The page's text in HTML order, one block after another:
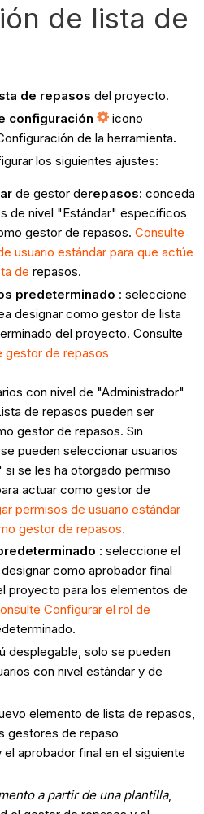
de lista de
de repasos del proyecto.
configuración
icono
de la herramienta.
los siguientes ajustes:
de gestor derepasos: conceda
de nivel "Estándar" específicos
gestor de repasos. Consulte
usuario estándar para que actúe
de repasos.
predeterminado : seleccione
designar como gestor de lista
del proyecto. Consulte
gestor de repasos
con nivel de "Administrador"
de repasos pueden ser
gestor de repasos. Sin
pueden seleccionar usuarios
si se les ha otorgado permiso
actuar como gestor de
permisos de usuario estándar
gestor de repasos.
: seleccione el
como aprobador final
proyecto para los elementos de
Configurar el rol de
desplegable, solo se pueden
con nivel estándar y de
elemento de lista de repasos,
gestores de repaso
aprobador final en el siguiente
a partir de una plantilla,